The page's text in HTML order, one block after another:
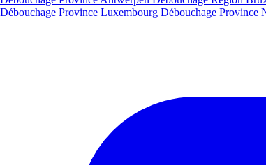
Débouchage Province Luxembourg Débouchage Province